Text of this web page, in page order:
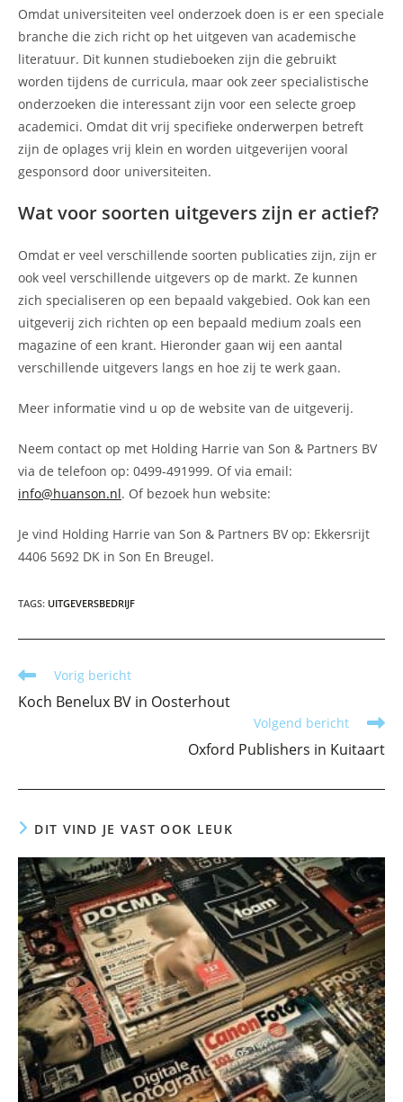
Omdat universiteiten veel onderzoek doen is er een speciale
branche die zich richt op het uitgeven van academische
literatuur. Dit kunnen studieboeken zijn die gebruikt
worden tijdens de curricula, maar ook zeer specialistische
onderzoeken die interessant zijn voor een selecte groep
academici. Omdat dit vrij specifieke onderwerpen betreft
zijn de oplages vrij klein en worden uitgeverijen vooral
gesponsord door universiteiten.
Wat voor soorten uitgevers zijn er actief?
Omdat er veel verschillende soorten publicaties zijn, zijn er
ook veel verschillende uitgevers op de markt. Ze kunnen
zich specialiseren op een bepaald vakgebied. Ook kan een
uitgeverij zich richten op een bepaald medium zoals een
magazine of een krant. Hieronder gaan wij een aantal
verschillende uitgevers langs en hoe zij te werk gaan.
Meer informatie vind u op de website van de uitgeverij.
Neem contact op met Holding Harrie van Son & Partners BV
via de telefoon op: 0499-491999. Of via email:
info@huanson.nl. Of bezoek hun website:
Je vind Holding Harrie van Son & Partners BV op: Ekkersrijt
4406 5692 DK in Son En Breugel.
TAGS: UITGEVERSBEDRIJF
Lees
meer
artikelen
Vorig bericht
Koch Benelux BV in Oosterhout
Volgend bericht
Oxford Publishers in Kuitaart
DIT VIND JE VAST OOK LEUK